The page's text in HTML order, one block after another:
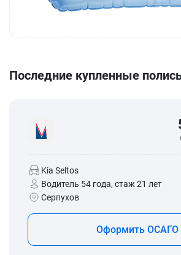
Последние купленные
Kia Seltos
Водитель 54 года, стаж 21 лет
Серпухов
Оформить ОСАГО